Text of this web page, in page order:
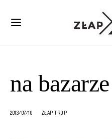
na bazarze
2013/07/10 ZŁAP TROP